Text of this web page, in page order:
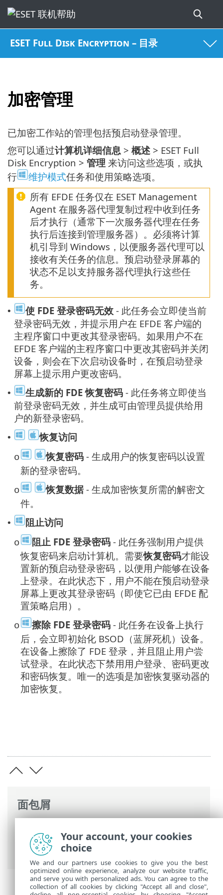
ESET Full Disk Encryption – 目录
加密管理
面包屑
使用 ESET Full Disk Encryption> 加密管
已加密工作站的管理包括预启动登录管理。
您可以通过计算机详细信息 > 概述 > ESET Full
Disk Encryption > 管理 来访问这些选项，或执
行
维护模式任务和使用策略选项。
所有 EFDE 任务仅在 ESET Management
Agent 在服务器代理复制过程中收到任务
后才执行（通常下一次服务器代理在任务
执行后连接到管理服务器）。必须将计算
机引导到 Windows，以便服务器代理可以
接收有关任务的信息。预启动登录屏幕的
状态不足以支持服务器代理执行这些任
务。
• 使 FDE 登录密码无效 - 此任务会立即使当前
登录密码无效，并提示用户在 EFDE 客户端的
主程序窗口中更改其登录密码。如果用户不在
EFDE 客户端的主程序窗口中更改其密码并关闭
设备，则会在下次启动设备时，在预启动登录
屏幕上提示用户更改密码。
• 生成新的 FDE 恢复密码 - 此任务将立即使当
前登录密码无效，并生成可由管理员提供给用
户的新登录密码。
• 恢复访问
o 恢复密码 - 生成用户的恢复密码以设置
新的登录密码。
o 恢复数据 - 生成加密恢复所需的解密文
件。
• 阻止访问
o 阻止 FDE 登录密码 - 此任务强制用户提供
恢复密码来启动计算机。需要恢复密码才能设
置新的预启动登录密码，以便用户能够在设备
上登录。在此状态下，用户不能在预启动登录
屏幕上更改其登录密码（即使它已由 EFDE 配
置策略启用）。
o 擦除 FDE 登录密码 - 此任务在设备上执行
后，会立即初始化 BSOD（蓝屏死机）设备。
在设备上擦除了 FDE 登录，并且阻止用户尝
试登录。在此状态下禁用用户登录、密码更改
和密码恢复。唯一的选项是加密恢复驱动器的
加密恢复。
Your account, your cookies
choice
We and our partners use cookies to give you the best
optimized online experience, analyze our website traffic,
and serve you with personalized ads. You can agree to the
collection of all cookies by clicking "Accept all and close",